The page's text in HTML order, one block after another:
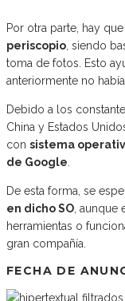
Por otra parte, hay
periscopio , siendo
toma de fotos. Esto
anteriormente no
Debido a los
China y Estados
con sistema
de Google
De esta forma, se
en dicho SO ,
herramientas o
gran compañía.
FECHA DE